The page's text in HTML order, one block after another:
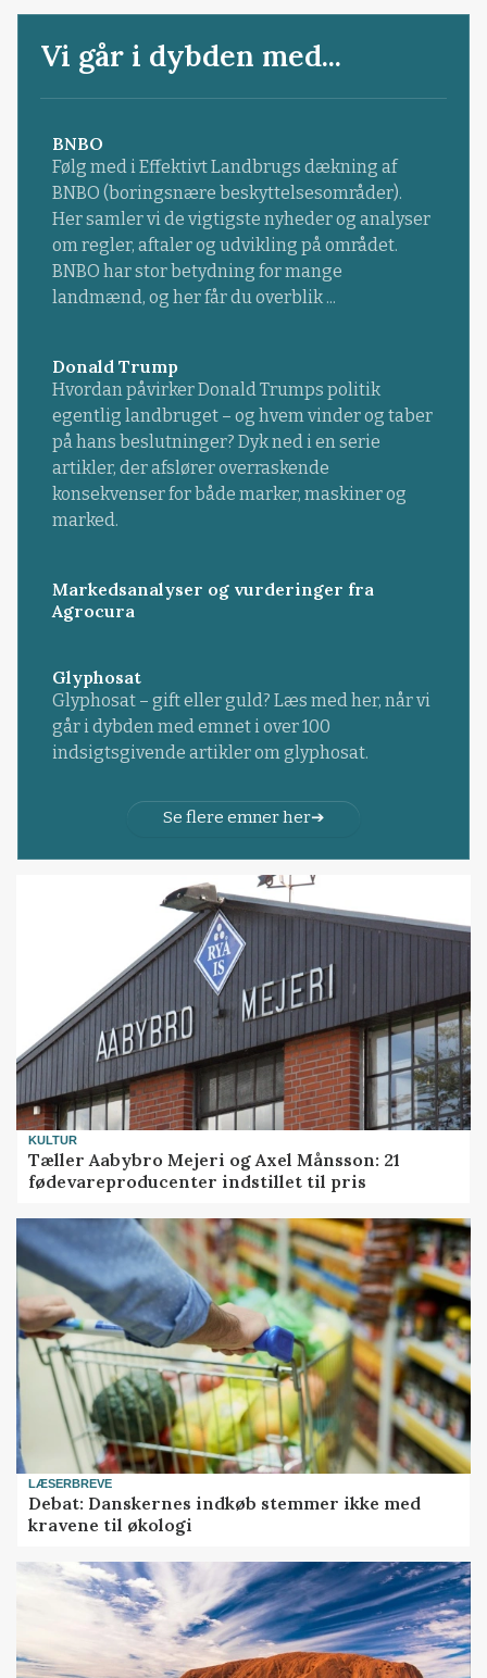
Vi går i dybden med...
BNBO
Følg med i Effektivt Landbrugs dækning af
BNBO (boringsnære beskyttelsesområder).
Her samler vi de vigtigste nyheder og analyser
om regler, aftaler og udvikling på området.
BNBO har stor betydning for mange
landmænd, og her får du overblik ...
Donald Trump
Hvordan påvirker Donald Trumps politik
egentlig landbruget – og hvem vinder og taber
på hans beslutninger? Dyk ned i en serie
artikler, der afslører overraskende
konsekvenser for både marker, maskiner og
marked.
Markedsanalyser og vurderinger fra
Agrocura
Glyphosat
Glyphosat – gift eller guld? Læs med her, når vi
går i dybden med emnet i over 100
indsigtsgivende artikler om glyphosat.
Se flere emner her
KULTUR
Tæller Aabybro Mejeri og Axel Månsson: 21
fødevareproducenter indstillet til pris
LÆSERBREVE
Debat: Danskernes indkøb stemmer ikke med
kravene til økologi